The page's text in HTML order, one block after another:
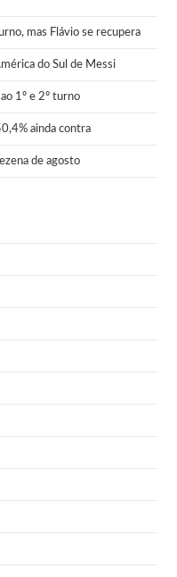
mas Flávio se recupera
do Sul de Messi
1º e 2º turno
ainda contra
de agosto